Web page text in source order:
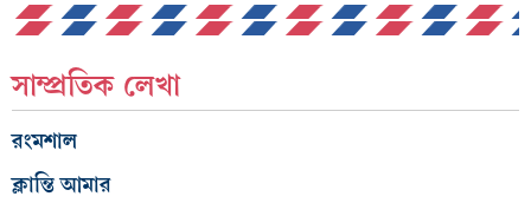
সাম্প্রতিক লেখা
রংমশাল
ক্লান্তি আমার